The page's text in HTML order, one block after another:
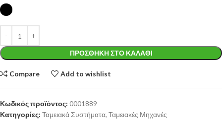
ΠΡΟΣΘΉΚΗ ΣΤΟ ΚΑΛΆΘΙ
Compare Add to wishlist
Κωδικός προϊόντος: 0001889
Κατηγορίες: Ταμειακά Συστήματα, Ταμειακές Μηχανές